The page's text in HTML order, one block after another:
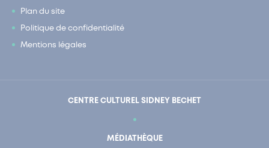
Plan du site
Politique de confidentialité
Mentions légales
CENTRE CULTUREL SIDNEY BECHET
MÉDIATHÈQUE